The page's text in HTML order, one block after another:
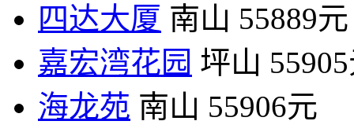
四达大厦 南山 55889元
嘉宏湾花园 坪山
海龙苑 南山 55906元